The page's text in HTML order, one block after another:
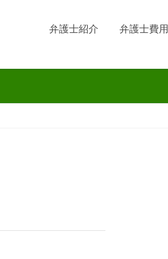
弁護士紹介 弁護士費用